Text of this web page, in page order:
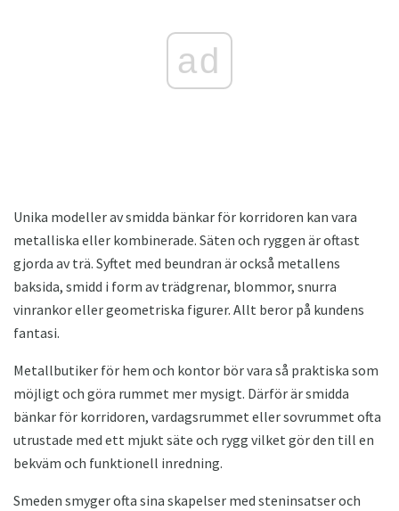
ad
Unika modeller av smidda bänkar för korridoren kan vara
metalliska eller kombinerade. Säten och ryggen är oftast
gjorda av trä. Syftet med beundran är också metallens
baksida, smidd i form av trädgrenar, blommor, snurra
vinrankor eller geometriska figurer. Allt beror på kundens
fantasi.
Metallbutiker för hem och kontor bör vara så praktiska som
möjligt och göra rummet mer mysigt. Därför är smidda
bänkar för korridoren, vardagsrummet eller sovrummet ofta
utrustade med ett mjukt säte och rygg vilket gör den till en
bekväm och funktionell inredning.
Smeden smyger ofta sina skapelser med steninsatser och